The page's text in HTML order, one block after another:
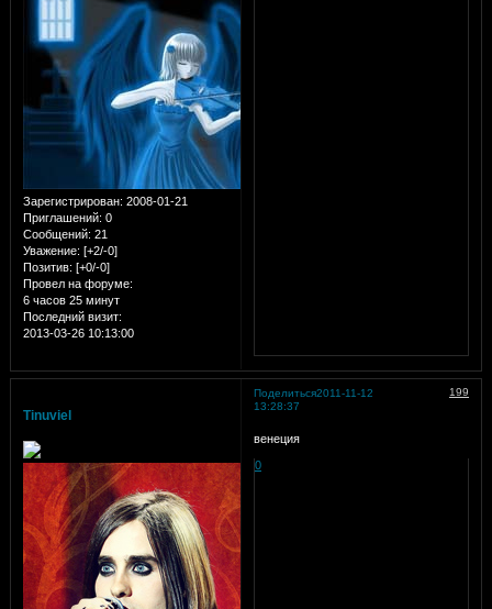
Зарегистрирован: 2008-01-21
Приглашений: 0
Сообщений: 21
Уважение: [+2/-0]
Позитив: [+0/-0]
Провел на форуме:
6 часов 25 минут
Последний визит:
2013-03-26 10:13:00
Поделиться 199
2011-11-12
13:28:37
Tinuviel
венеция
0